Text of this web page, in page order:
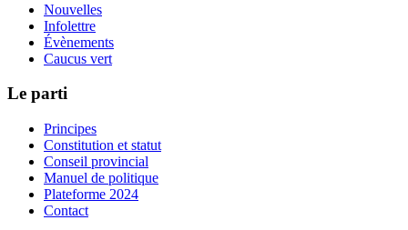
Nouvelles
Infolettre
Évènements
Caucus vert
Le parti
Principes
Constitution et statut
Conseil provincial
Manuel de politique
Plateforme 2024
Contact